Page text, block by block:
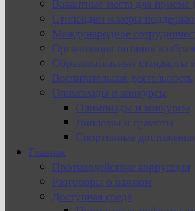
Вакантные места для
Стипендии и меры
Международное
Организация питания в
Образовательные стандарты
Воспитательная деятельность
Олимпиады и конкурсы
Олимпиады и конкурсы
Дипломы и грамоты
Спортивные достижения
Главная
Противодействие коррупции
Разговоры о важном
Доступная среда